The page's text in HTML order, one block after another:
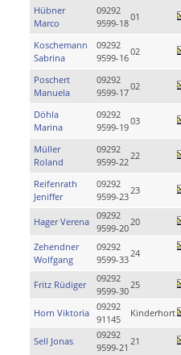
Hübner
Marco
09292
9599-18
01
Koschemann
Sabrina
09292
9599-16
02
Poschert
Manuela
09292
9599-17
02
Döhla
Marina
09292
9599-19
03
Müller
Roland
09292
9599-22
22
Reifenrath
Jeniffer
09292
9599-23
23
Hager Verena
09292
9599-20
20
Zehendner
Wolfgang
09292
9599-33
24
Fritz Rüdiger
09292
9599-30
25
Horn Viktoria
09292
91145
Kinderhort
Sell Jonas
09292
9599-21
21